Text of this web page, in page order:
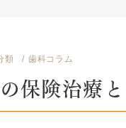
類 歯科コラム
保険治療